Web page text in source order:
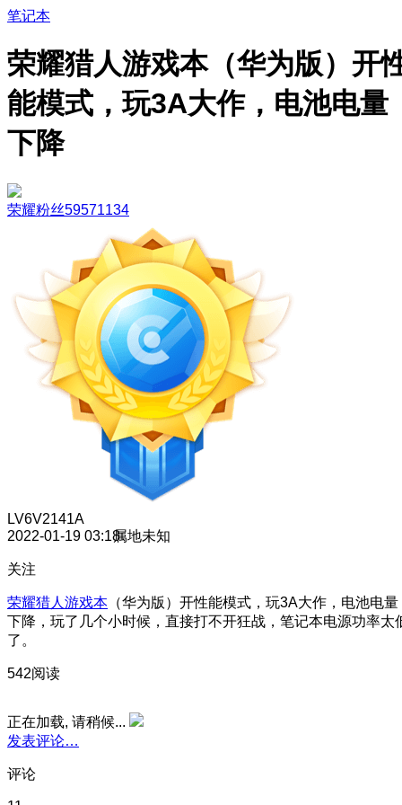
笔记本
荣耀猎人游戏本（华为版）开
能模式，玩3A大作，电池电量
下降
荣耀粉丝59571134
LV6V2141A
2022-01-19 03:18属地未知
关注
荣耀猎人游戏本 （华为版）开性能模式，玩3A大作，电池电量
下降，玩了几个小时候，直接打不开狂战，笔记本电源功率太
了。
542阅读
正在加载, 请稍候...
发表评论…
评论